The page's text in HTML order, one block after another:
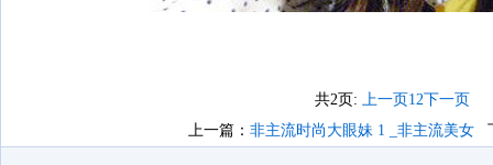
共2页: 上一页12下一页
上一篇： 非主流时尚大眼妹 1 _非主流美女